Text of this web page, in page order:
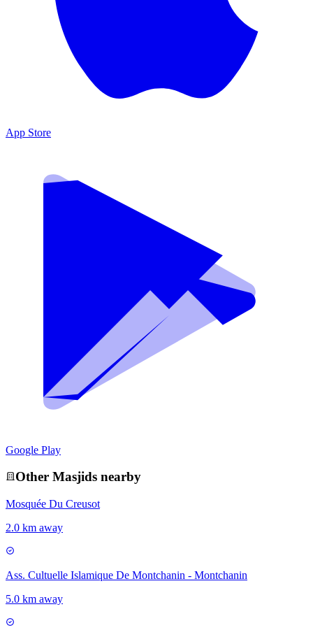
App Store
Google Play
Other Masjids nearby
Mosquée Du Creusot
2.0 km away
Ass. Cultuelle Islamique De Montchanin - Montchanin
5.0 km away